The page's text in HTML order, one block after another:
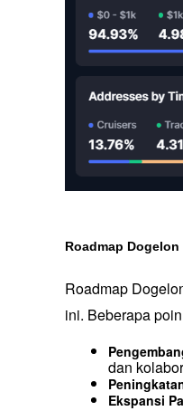
Roadmap Dogelon
Roadmap
ini. Beberapa
dan
Ekspansi